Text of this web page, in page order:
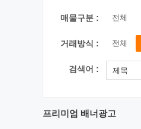
매물구분 : 전체
거래방식 : 전체
검색어 : 제목
프리미엄 배너광고